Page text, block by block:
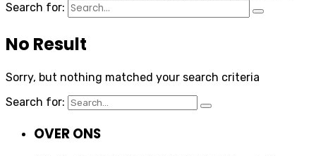
Search for:
No Result
Sorry, but nothing matched your search criteria
Search for:
OVER ONS